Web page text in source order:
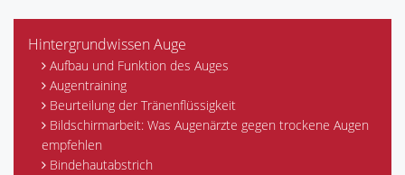
Hintergrundwissen Auge
Aufbau und Funktion des Auges
Augentraining
Beurteilung der Tränenflüssigkeit
Bildschirmarbeit: Was Augenärzte gegen trockene Augen
empfehlen
Bindehautabstrich